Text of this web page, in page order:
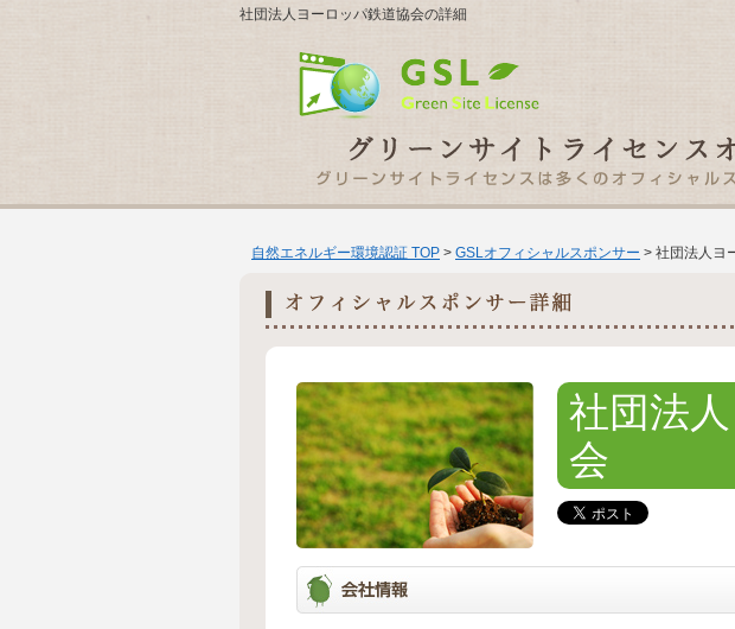
社団法人ヨーロッパ鉄道協会の詳細
自然エネルギー環境認証 TOP > GSLオフィシャルスポンサー > 社団法人ヨ
社団法
会